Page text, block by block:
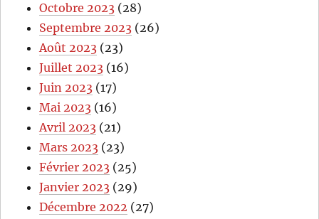
Octobre 2023 (28)
Septembre 2023 (26)
Août 2023 (23)
Juillet 2023 (16)
Juin 2023 (17)
Mai 2023 (16)
Avril 2023 (21)
Mars 2023 (23)
Février 2023 (25)
Janvier 2023 (29)
Décembre 2022 (27)